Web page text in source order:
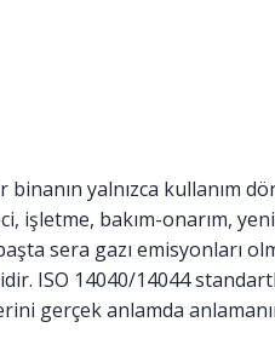
yalnızca kullanım
bakım-onarım,
sera gazı emisyonları
ISO 14040/14044
gerçek anlamda